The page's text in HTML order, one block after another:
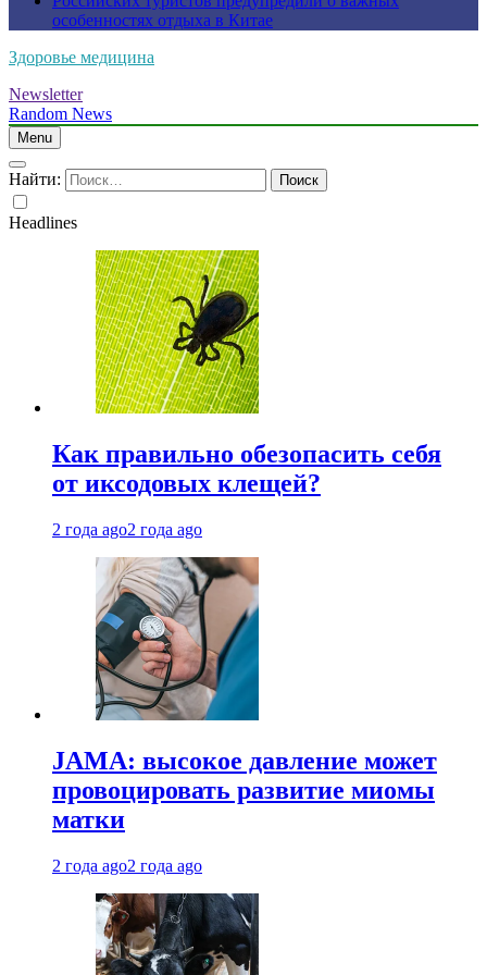
особенностях отдыха в Китае
Здоровье медицина
Newsletter
Random News
Menu
Найти:
Headlines
Как правильно обезопасить себя
от иксодовых клещей?
2 года ago2 года ago
JAMA: высокое давление может
провоцировать развитие миомы
матки
2 года ago2 года ago